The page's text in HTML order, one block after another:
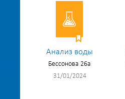
Анализ воды
Бессонова 26а
31/01/2024